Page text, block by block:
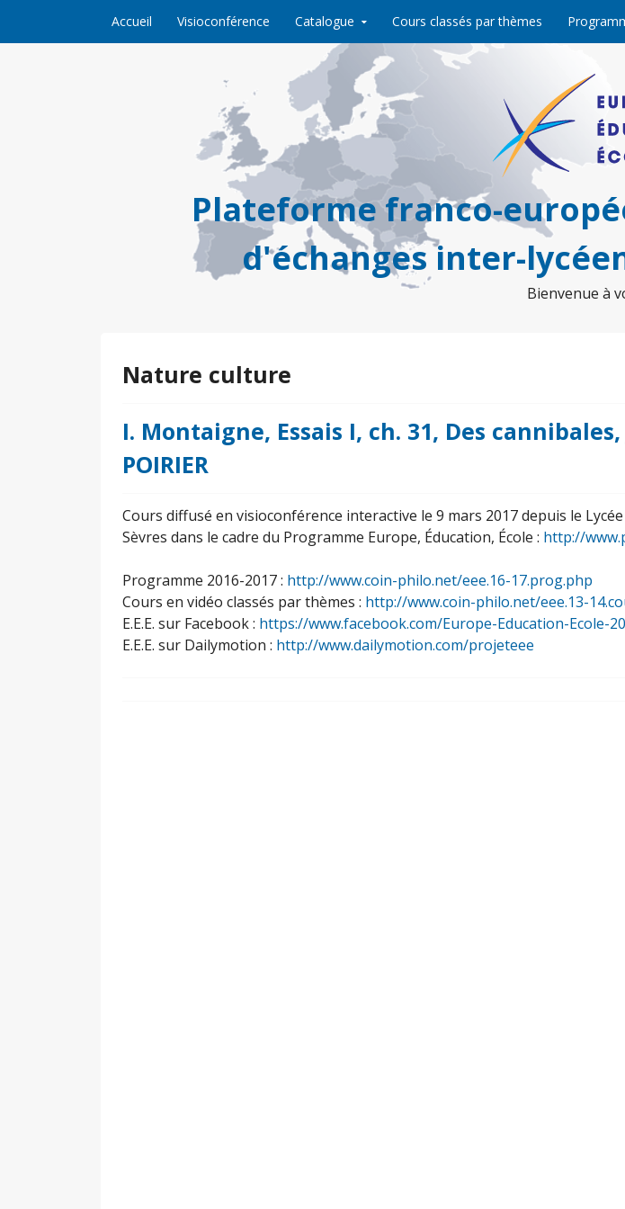
Accueil Visioconférence Catalogue Cours classés par thèmes
Plateforme franco-
d'échanges inter-
Bienvenue à
Nature culture
I. Montaigne, Essais I, ch. 31, Des
POIRIER
Cours diffusé en visioconférence interactive le 9 mars 2017 depuis le
Sèvres dans le cadre du Programme Europe, Éducation, École : http://
Programme 2016-2017 : http://www.coin-philo.net/eee.16-17.prog.php
Cours en vidéo classés par thèmes : http://www.coin-philo.net/eee.13-
E.E.E. sur Facebook : https://www.facebook.com/Europe-Education-Ecole-
E.E.E. sur Dailymotion : http://www.dailymotion.com/projeteee